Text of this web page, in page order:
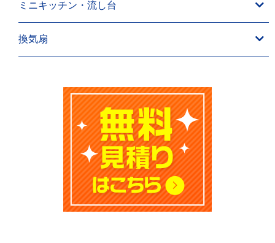
ミニキッチン・流し台
換気扇